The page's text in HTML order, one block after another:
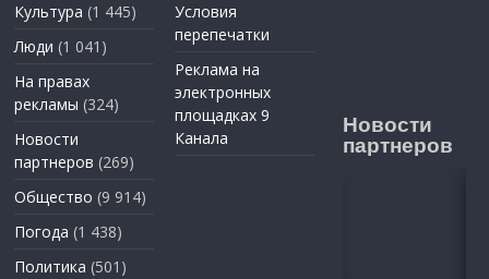
Культура (1 445)
Люди (1 041)
На правах
рекламы (324)
Новости
партнеров (269)
Общество (9 914)
Погода (1 438)
Политика (501)
Условия
перепечатки
Реклама на
электронных
площадках 9
Канала
Новости
партнеров